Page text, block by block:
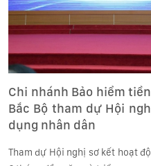
Chi nhánh Bảo hiểm
Bắc Bộ tham dự Hội
dụng nhân dân
Tham dự Hội nghị sơ kết hoạt